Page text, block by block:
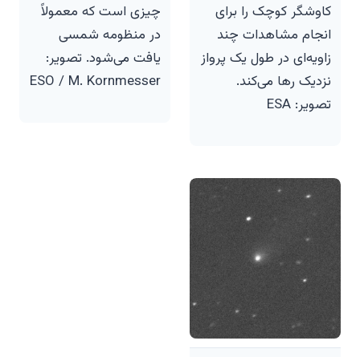
کاوشگر کوچک را برای
انجام مشاهدات چند
زاویه‌ای در طول یک پرواز
نزدیک رها می‌کند.
تصویر: ESA
چیزی است که معمولاً
در منظومه شمسی
یافت می‌شود. تصویر:
ESO / M. Kornmesser